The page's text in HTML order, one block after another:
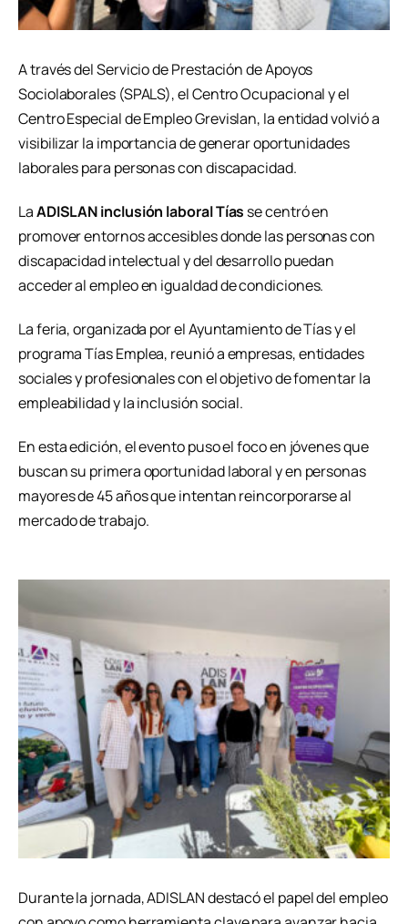
A través del Servicio de Prestación de Apoyos
Sociolaborales (SPALS), el Centro Ocupacional y el
Centro Especial de Empleo Grevislan, la entidad volvió a
visibilizar la importancia de generar oportunidades
laborales para personas con discapacidad.
LaADISLAN inclusión laboral Tías se centró en
promover entornos accesibles donde las personas con
discapacidad intelectual y del desarrollo puedan
acceder al empleo en igualdad de condiciones.
La feria, organizada por el Ayuntamiento deTíasy el
programa Tías Emplea, reunió a empresas, entidades
sociales y profesionales con el objetivo de fomentar la
empleabilidad y la inclusión social.
En esta edición, el evento puso el foco en jóvenes que
buscan su primera oportunidad laboral y en personas
mayores de 45 años que intentan reincorporarse al
mercado de trabajo.
Durante la jornada, ADISLAN destacó el papel del empleo